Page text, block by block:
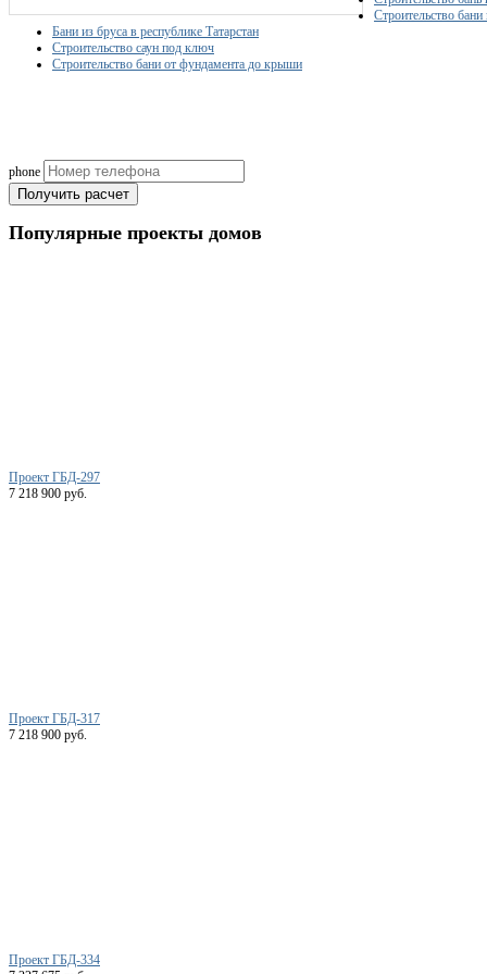
Строительство
Бани из бруса в республике Татарстан
Строительство саун под ключ
Строительство бани от фундамента до крыши
phone
Получить расчет
Популярные проекты домов
Проект ГБД-297
7 218 900 руб.
Проект ГБД-317
7 218 900 руб.
Проект ГБД-334